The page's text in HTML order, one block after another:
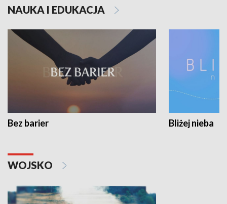
NAUKA I EDUKACJA
Bez barier Bliżej nieba
WOJSKO